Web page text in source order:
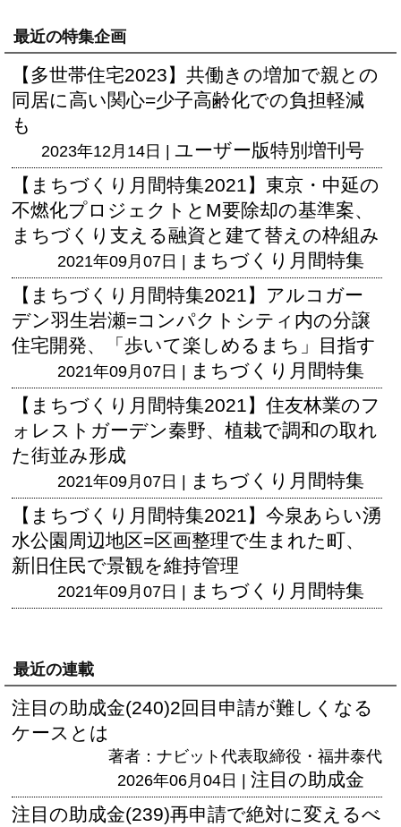
最近の特集企画
【多世帯住宅2023】共働きの増加で親との
同居に高い関心=少子高齢化での負担軽減
も
2023年12月14日 | ユーザー版特別増刊号
【まちづくり月間特集2021】東京・中延の
不燃化プロジェクトとM要除却の基準案、
まちづくり支える融資と建て替えの枠組み
2021年09月07日 | まちづくり月間特集
【まちづくり月間特集2021】アルコガー
デン羽生岩瀬=コンパクトシティ内の分譲
住宅開発、「歩いて楽しめるまち」目指す
2021年09月07日 | まちづくり月間特集
【まちづくり月間特集2021】住友林業のフ
ォレストガーデン秦野、植栽で調和の取れ
た街並み形成
2021年09月07日 | まちづくり月間特集
【まちづくり月間特集2021】今泉あらい湧
水公園周辺地区=区画整理で生まれた町、
新旧住民で景観を維持管理
2021年09月07日 | まちづくり月間特集
最近の連載
注目の助成金(240)2回目申請が難しくなる
ケースとは
著者：ナビット代表取締役・福井泰代
2026年06月04日 | 注目の助成金
注目の助成金(239)再申請で絶対に変えるべ